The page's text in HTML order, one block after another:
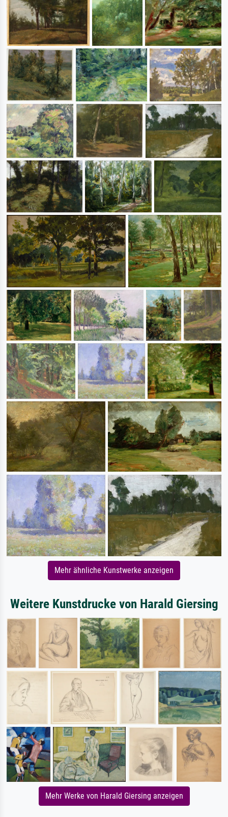
Mehr ähnliche Kunstwerke anzeigen
Weitere Kunstdrucke von Harald Giersing
Mehr Werke von Harald Giersing anzeigen